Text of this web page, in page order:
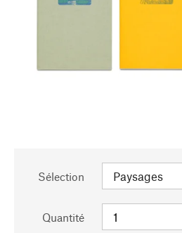
Sélection
Quantité